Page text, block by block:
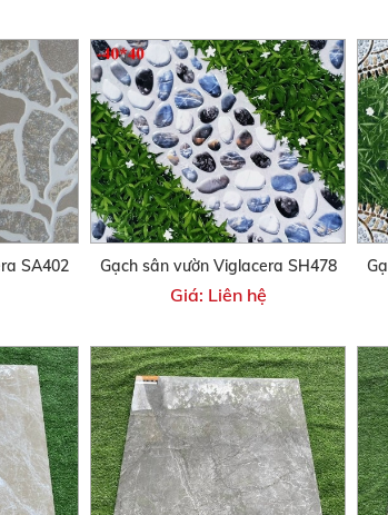
SA402 Gạch sân vườn Viglacera SH478
Giá: Liên hệ